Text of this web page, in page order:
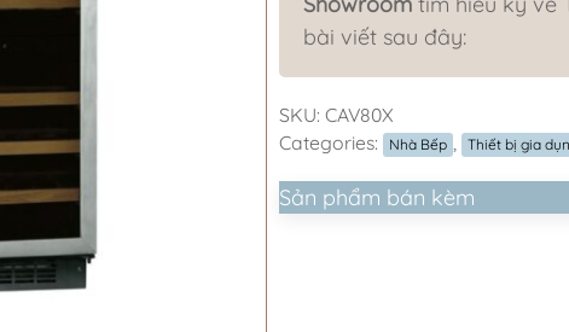
bài viết sau đây:
SKU: CAV80X
Categories:
Nhà Bếp , Thiết bị gia
Sản phẩm bán kèm